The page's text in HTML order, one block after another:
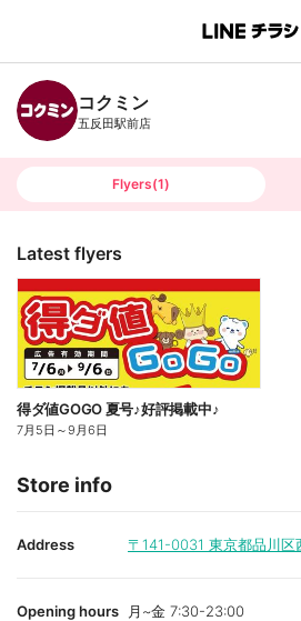
B
n
c
h
T
コクミン
五反田駅前店
Flyers(1)
Latest flyers
得ダ値GOGO 夏号♪好評掲載中♪
7月5日 ～9月6日
Store info
Address 〒141-0031 東京都品川区
Opening hours
月~金 7:30-23:00